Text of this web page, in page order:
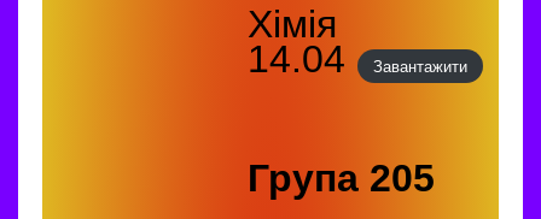
Хімія
14.04
Завантажити
Група 205